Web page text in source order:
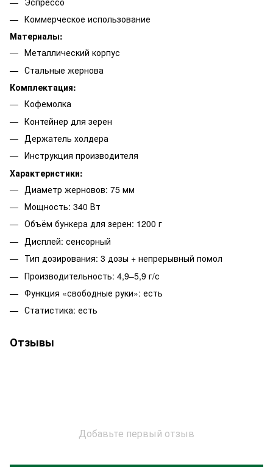
Коммерческое использование
Материалы:
Металлический корпус
Стальные жернова
Комплектация:
Кофемолка
Контейнер для зерен
Держатель холдера
Инструкция производителя
Характеристики:
Диаметр жерновов: 75 мм
Мощность: 340 Вт
Объём бункера для зерен: 1200 г
Дисплей: сенсорный
Тип дозирования: 3 дозы + непрерывный помол
Производительность: 4,9–5,9 г/с
Функция «свободные руки»: есть
Статистика: есть
Отзывы
Добавьте первый отзыв